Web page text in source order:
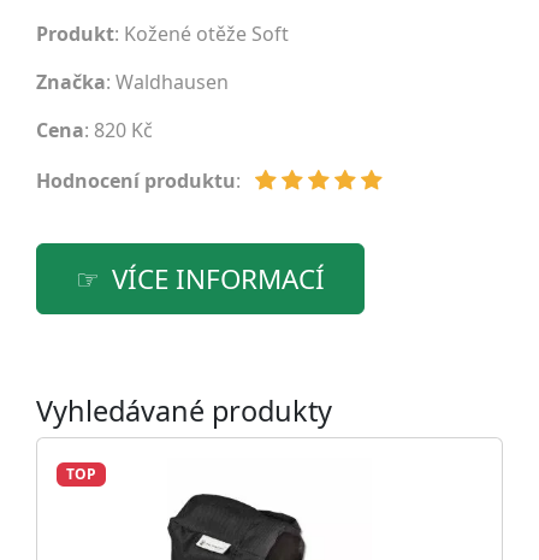
Produkt: Kožené otěže Soft
Značka: Waldhausen
Cena: 820 Kč
Hodnocení produktu:
VÍCE INFORMACÍ
Vyhledávané produkty
TOP